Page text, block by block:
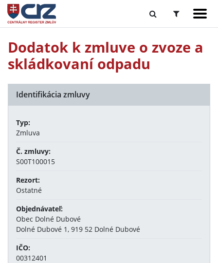
Dodatok k zmluve o zvoze a
skládkovaní odpadu
Identifikácia zmluvy
Typ:
Zmluva
Č. zmluvy:
S00T100015
Rezort:
Ostatné
Objednávateľ:
Obec Dolné Dubové
Dolné Dubové 1, 919 52 Dolné Dubové
IČO:
00312401